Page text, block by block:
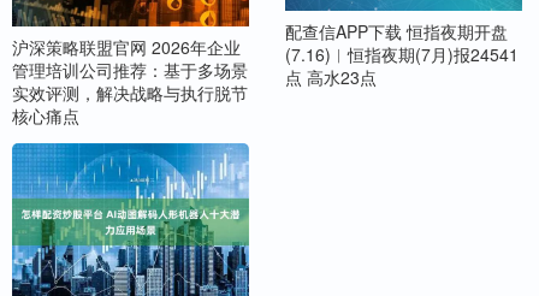
沪深策略联盟官网 2026年企业
管理培训公司推荐：基于多场景
实效评测，解决战略与执行脱节
核心痛点
配查信APP下载 恒指夜期开盘
(7.16)︱恒指夜期(7月)报24541
点 高水23点